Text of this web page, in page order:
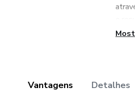
e
Vantagens Detalhes